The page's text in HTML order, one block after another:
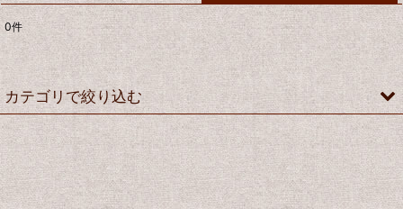
表示数 :
並び順
絞り込む
0件
カテゴリで絞り込む
映 画 (全商品)
書籍